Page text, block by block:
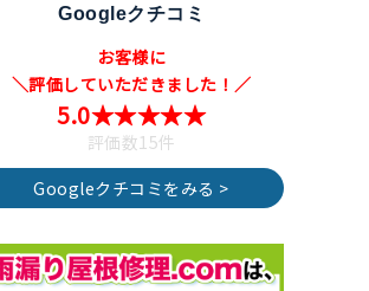
Googleクチコミ
お客様に
＼評価していただきました！／
5.0★★★★★
評価数15件
Googleクチコミをみる >